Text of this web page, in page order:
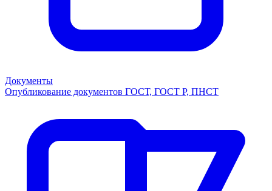
Документы
Опубликование документов ГОСТ, ГОСТ Р, ПНСТ